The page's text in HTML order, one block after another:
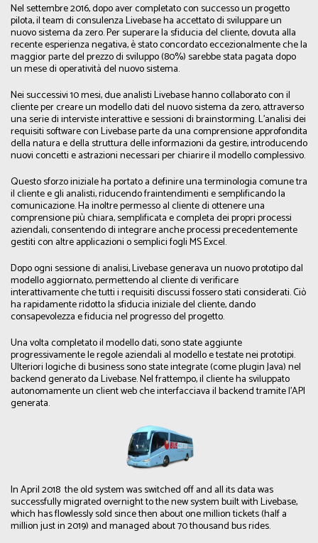
Nel settembre 2016, dopo aver completato con successo un progetto
pilota, il team di consulenza Livebase ha accettato di sviluppare un
nuovo sistema da zero. Per superare la sfiducia del cliente, dovuta alla
recente esperienza negativa, è stato concordato eccezionalmente che la
maggior parte del prezzo di sviluppo (80%) sarebbe stata pagata dopo
un mese di operatività del nuovo sistema.
Nei successivi 10 mesi, due analisti Livebase hanno collaborato con il
cliente per creare un modello dati del nuovo sistema da zero, attraverso
una serie di interviste interattive e sessioni di brainstorming. L'analisi dei
requisiti software con Livebase parte da una comprensione approfondita
della natura e della struttura delle informazioni da gestire, introducendo
nuovi concetti e astrazioni necessari per chiarire il modello complessivo.
Questo sforzo iniziale ha portato a definire una terminologia comune tra
il cliente e gli analisti, riducendo fraintendimenti e semplificando la
comunicazione. Ha inoltre permesso al cliente di ottenere una
comprensione più chiara, semplificata e completa dei propri processi
aziendali, consentendo di integrare anche processi precedentemente
gestiti con altre applicazioni o semplici fogli MS Excel.
Dopo ogni sessione di analisi, Livebase generava un nuovo prototipo dal
modello aggiornato, permettendo al cliente di verificare
interattivamente che tutti i requisiti discussi fossero stati considerati. Ciò
ha rapidamente ridotto la sfiducia iniziale del cliente, dando
consapevolezza e fiducia nel progresso del progetto.
Una volta completato il modello dati, sono state aggiunte
progressivamente le regole aziendali al modello e testate nei prototipi.
Ulteriori logiche di business sono state integrate (come plugin Java) nel
backend generato da Livebase. Nel frattempo, il cliente ha sviluppato
autonomamente un client web che interfacciava il backend tramite l'API
generata.
In April 2018 the old system was switched off and all its data was
successfully migrated overnight to the new system built with Livebase,
which has flowlessly sold since then about one million tickets (half a
million just in 2019) and managed about 70 thousand bus rides.